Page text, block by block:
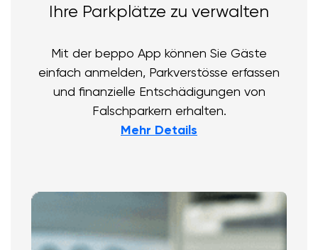
Ihre Parkplätze zu verwalten
Mit der beppo App können Sie Gäste
einfach anmelden, Parkverstösse erfassen
und finanzielle Entschädigungen von
Falschparkern erhalten.
Mehr Details